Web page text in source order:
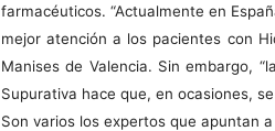
farmacéuticos. “Actualmente en
mejor atención a los pacientes con
Manises de Valencia. Sin embargo,
Supurativa hace que, en ocasiones,
Son varios los expertos que apuntan